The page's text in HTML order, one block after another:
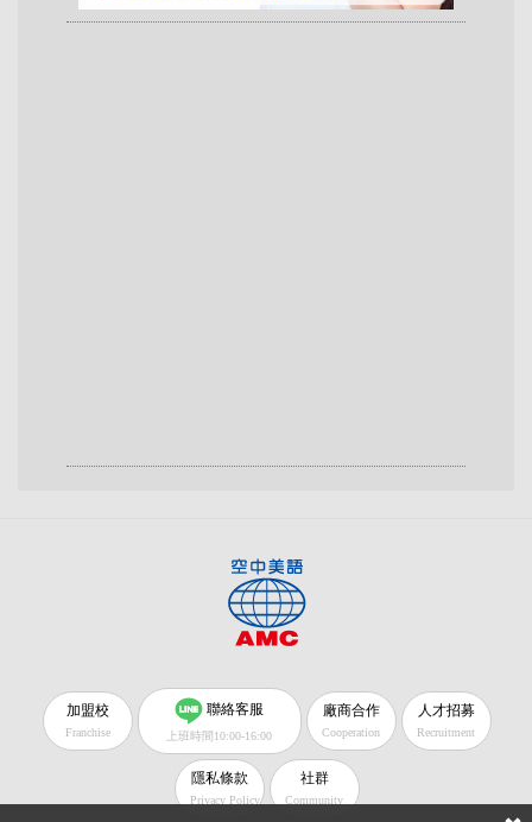
加盟校
Franchise
聯絡客服
上班時間10:00-16:00
廠商合作
Cooperation
人才招募
Recruitment
隱私條款
Privacy Policy
社群
Community